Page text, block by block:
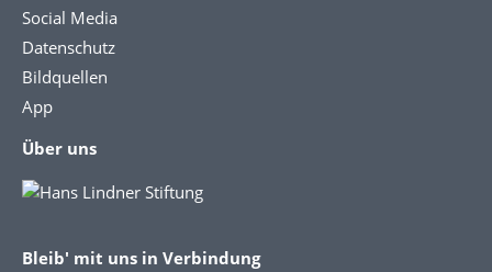
Social Media
Datenschutz
Bildquellen
App
Über uns
Bleib' mit uns in Verbindung